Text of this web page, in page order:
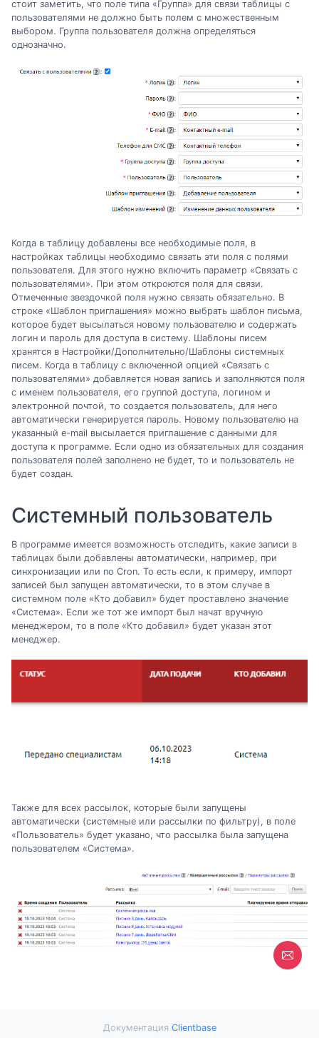
стоит заметить, что поле типа «Группа» для связи таблицы с
пользователями не должно быть полем с множественным
выбором. Группа пользователя должна определяться
однозначно.
Когда в таблицу добавлены все необходимые поля, в
настройках таблицы необходимо связать эти поля с полями
пользователя. Для этого нужно включить параметр «Связать с
пользователями». При этом откроются поля для связи.
Отмеченные звездочкой поля нужно связать обязательно. В
строке «Шаблон приглашения» можно выбрать шаблон письма,
которое будет высылаться новому пользователю и содержать
логин и пароль для доступа в систему. Шаблоны писем
хранятся в Настройки/Дополнительно/Шаблоны системных
писем. Когда в таблицу с включенной опцией «Связать с
пользователями» добавляется новая запись и заполняются поля
с именем пользователя, его группой доступа, логином и
электронной почтой, то создается пользователь, для него
автоматически генерируется пароль. Новому пользователю на
указанный e-mail высылается приглашение с данными для
доступа к программе. Если одно из обязательных для создания
пользователя полей заполнено не будет, то и пользователь не
будет создан.
Системный пользователь
В программе имеется возможность отследить, какие записи в
таблицах были добавлены автоматически, например, при
синхронизации или по Cron. То есть если, к примеру, импорт
записей был запущен автоматически, то в этом случае в
системном поле «Кто добавил» будет проставлено значение
«Система». Если же тот же импорт был начат вручную
менеджером, то в поле «Кто добавил» будет указан этот
менеджер.
Также для всех рассылок, которые были запущены
автоматически (системные или рассылки по фильтру), в поле
«Пользователь» будет указано, что рассылка была запущена
пользователем «Система».
Документация Clientbase